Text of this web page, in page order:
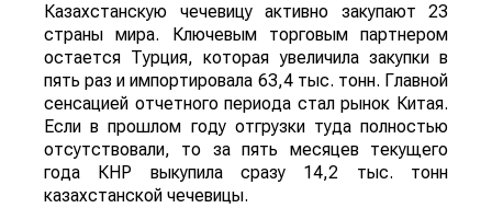
Казахстанскую чечевицу активно закупают 23
страны мира. Ключевым торговым партнером
остается Турция, которая увеличила закупки в
пять раз и импортировала 63,4 тыс. тонн. Главной
сенсацией отчетного периода стал рынок Китая.
Если в прошлом году отгрузки туда полностью
отсутствовали, то за пять месяцев текущего
года КНР выкупила сразу 14,2 тыс. тонн
казахстанской чечевицы.